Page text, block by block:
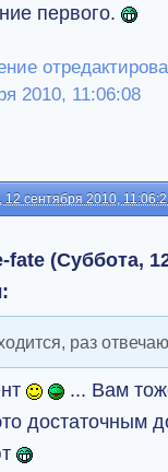
первого.
2010, 11:06:08
12 сентября 2010,
fate (Суббота,
раз
... Вам
достаточным